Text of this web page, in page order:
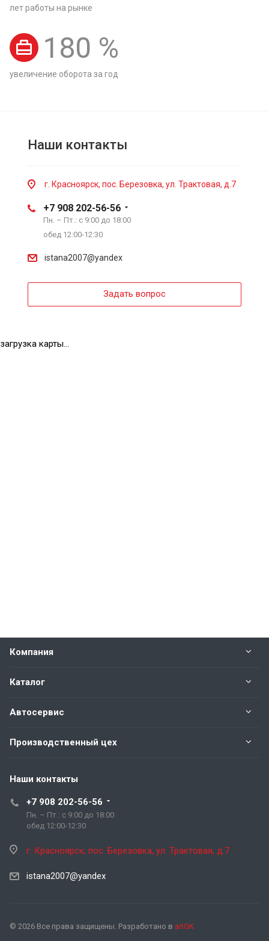
лет работы на рынке
180 %
увеличение оборота за год
Наши контакты
г. Красноярск, пос. Березовка, ул. Трактовая, д.7
+7 908 202-56-56
Пн. – Пт.: с 9:00 до 18:00
обед 12:00-12:30
istana2007@yandex
Задать вопрос
загрузка карты...
Компания
Каталог
Автосервис
Производственный цех
Наши контакты
+7 908 202-56-56
Пн. – Пт.: с 9:00 до 18:00
обед 12:00-12:30
г. Красноярск, пос. Березовка, ул. Трактовая, д.7
istana2007@yandex
© 2026 Все права защищены. Разработано в artGK